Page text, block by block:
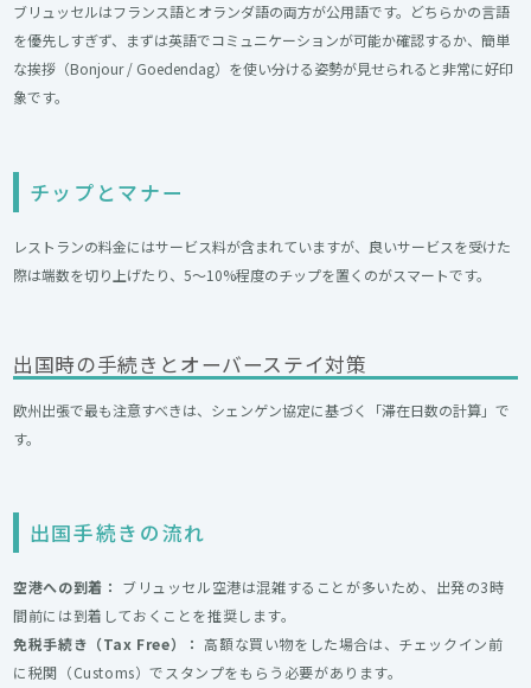
ブリュッセルはフランス語とオランダ語の両方が公用語です。どちらかの言語
を優先しすぎず、まずは英語でコミュニケーションが可能か確認するか、簡単
な挨拶（Bonjour / Goedendag）を使い分ける姿勢が見せられると非常に好印
象です。
チップとマナー
レストランの料金にはサービス料が含まれていますが、良いサービスを受けた
際は端数を切り上げたり、5〜10%程度のチップを置くのがスマートです。
出国時の手続きとオーバーステイ対策
欧州出張で最も注意すべきは、シェンゲン協定に基づく「滞在日数の計算」で
す。
出国手続きの流れ
空港への到着： ブリュッセル空港は混雑することが多いため、出発の3時
間前には到着しておくことを推奨します。
免税手続き（Tax Free）： 高額な買い物をした場合は、チェックイン前
に税関（Customs）でスタンプをもらう必要があります。